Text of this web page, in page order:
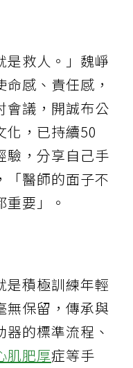
是救人。」魏崢
感、責任感，
會議，開誠布公
化，已持續50
驗，分享自己手
「醫師的面子不
要」。
是積極訓練年輕
無保留，傳承與
的標準流程、
肌肥厚症等手